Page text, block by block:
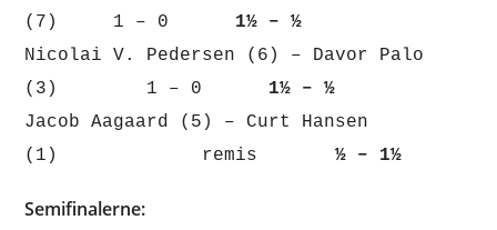
(7) 1 – 0 1½ – ½
Nicolai V. Pedersen (6) – Davor Palo
(3) 1 – 0 1½ – ½
Jacob Aagaard (5) – Curt Hansen
(1) remis½ – 1½
Semifinalerne: